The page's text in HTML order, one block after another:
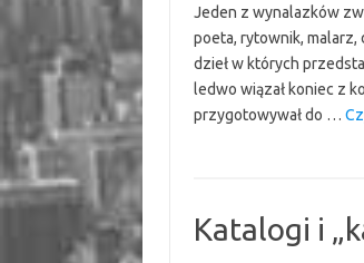
Jeden z wynalazków
poeta, rytownik, malarz,
dzieł w których
ledwo wiązał koniec z
przygotowywał do …
Katalogi i